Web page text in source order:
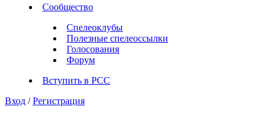
Сообщество
Спелеоклубы
Полезные спелеоссылки
Голосования
Форум
Вступить в РСС
Вход / Регистрация